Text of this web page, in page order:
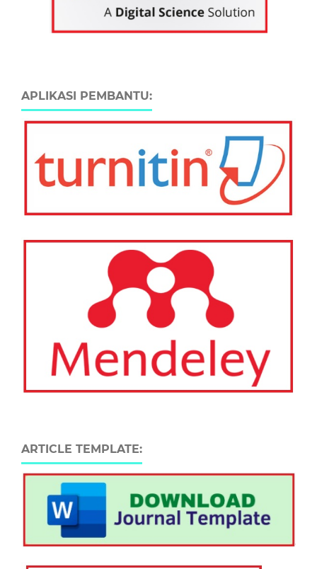
APLIKASI PEMBANTU:
ARTICLE TEMPLATE: